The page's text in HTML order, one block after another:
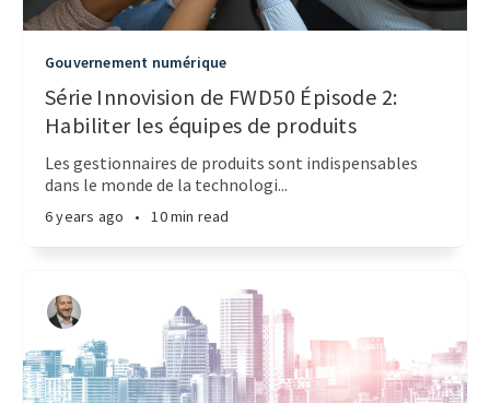
Gouvernement numérique
Série Innovision de FWD50 Épisode 2:
Habiliter les équipes de produits
Les gestionnaires de produits sont indispensables
dans le monde de la technologi...
6 years ago • 10 min read